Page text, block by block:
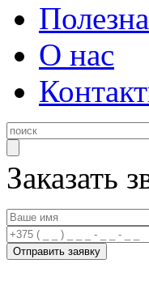
О нас
Заказать